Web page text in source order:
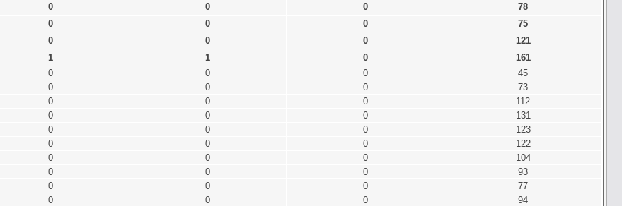
0 0 0
78
0 0 0
75
0 0 0
121
1 1 0
161
0 0 0
45
0 0 0
73
0 0 0
112
0 0 0
131
0 0 0
123
0 0 0
122
0 0 0
104
0 0 0
93
0 0 0
77
0 0 0
94